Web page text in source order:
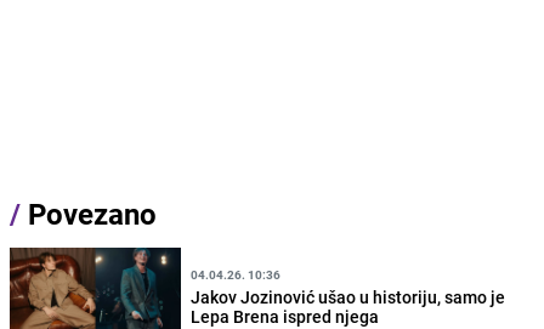
/ Povezano
04.04.26. 10:36
Jakov Jozinović ušao u historiju, samo je
Lepa Brena ispred njega